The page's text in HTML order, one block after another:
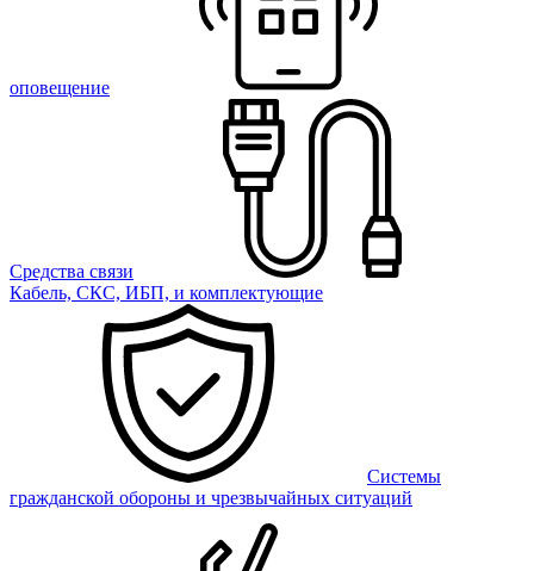
оповещение
Средства связи
Кабель, СКС, ИБП, и комплектующие
Системы
гражданской обороны и чрезвычайных ситуаций